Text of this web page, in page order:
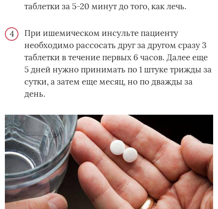
таблетки за 5-20 минут до того, как лечь.
При ишемическом инсульте пациенту
необходимо рассосать друг за другом сразу 3
таблетки в течение первых 6 часов. Далее еще
5 дней нужно принимать по 1 штуке трижды за
сутки, а затем еще месяц, но по дважды за
день.